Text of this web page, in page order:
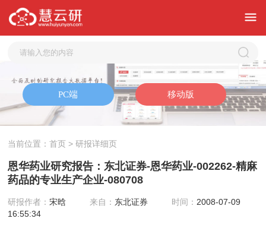
当前位置：首页 > 研报详细页
恩华药业研究报告：东北证券-恩华药业-002262-精麻
药品的专业生产企业-080708
研报作者：宋晗 来自： 东北证券 时间： 2008-07-09
16:55:34